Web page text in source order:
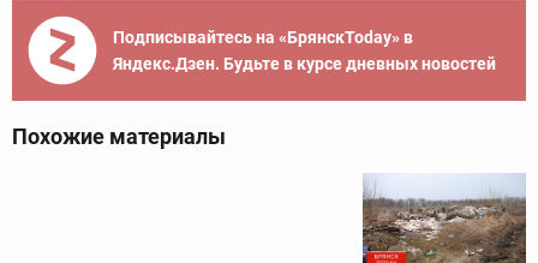
Подписывайтесь на «БрянскToday» в
Яндекс.Дзен. Будьте в курсе дневных новостей
Похожие материалы